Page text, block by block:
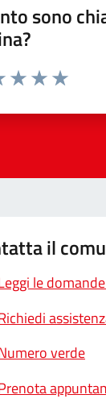
sono
1 a 5 stelle la pagina
il
le
verde